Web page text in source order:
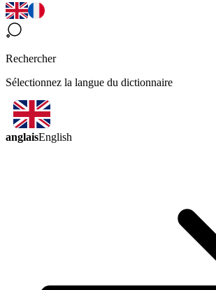
Rechercher
Sélectionnez la langue du dictionnaire
anglaisEnglish